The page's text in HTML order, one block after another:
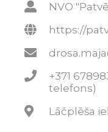
NVO
https://
+371
telefons)
Lāčplēša